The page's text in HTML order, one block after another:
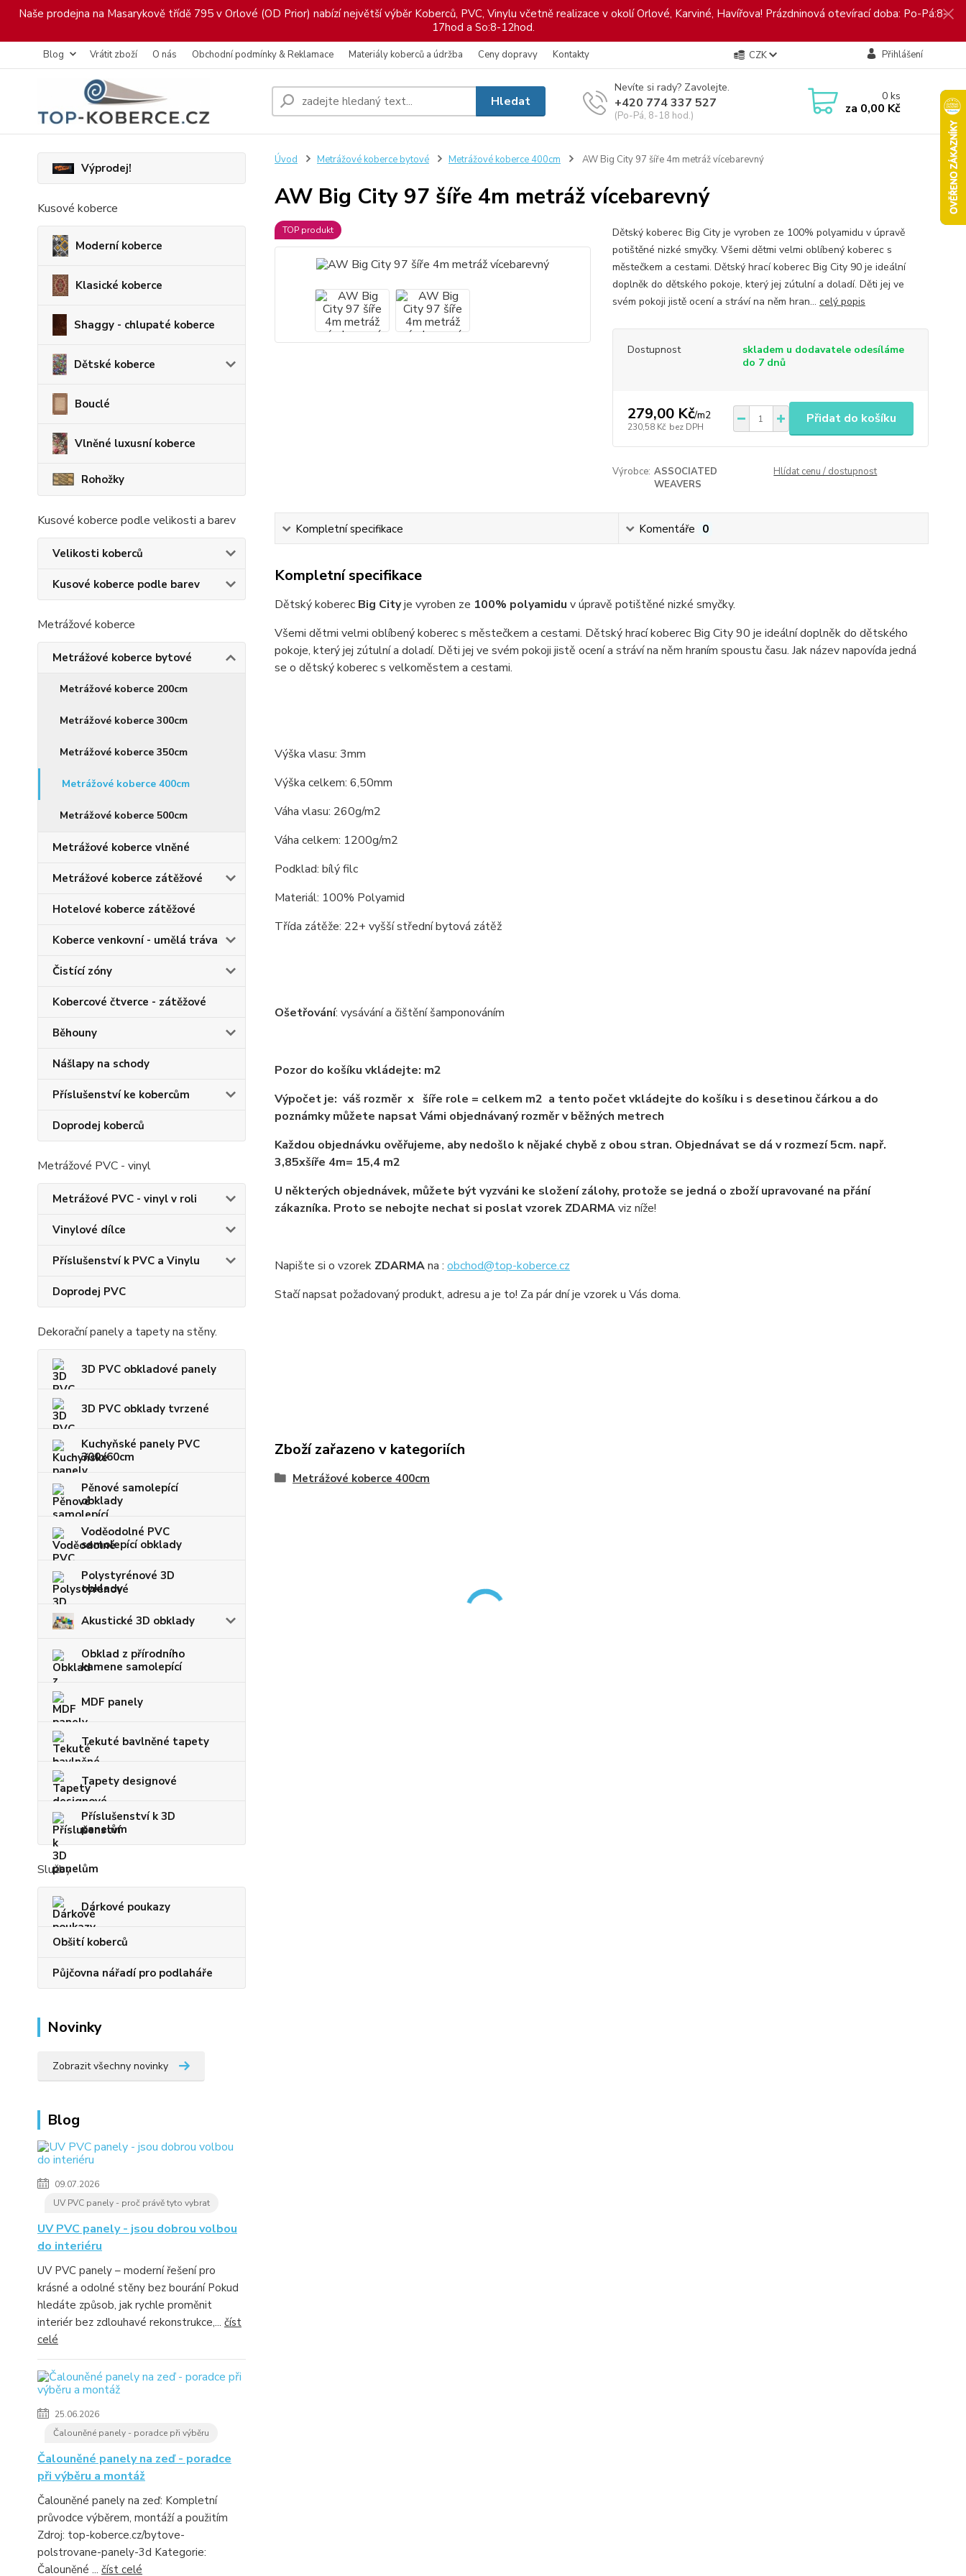
Naše prodejna na Masarykově třídě 795 v Orlové (OD Prior) nabízí největší výběr Koberců, PVC, Vinylu včetně realizace v okolí Orlové, Karviné, Havířova! Prázdninová otevírací doba: Po-Pá:8-
17hod a So:8-12hod.
Blog Vrátit zboží O nás Obchodní podmínky & Reklamace Materiály koberců a údržba Ceny dopravy Kontakty CZK Přihlášení
Hledat
Nevíte si rady? Zavolejte.
+420 774 337 527
(Po-Pá, 8-18 hod.)
0ks
za 0,00 Kč
Výprodej!
Kusové koberce
Moderní koberce
Klasické koberce
Shaggy - chlupaté koberce
Dětské koberce
Bouclé
Vlněné luxusní koberce
Rohožky
Kusové koberce podle velikosti a barev
Velikosti koberců
Kusové koberce podle barev
Metrážové koberce
Metrážové koberce bytové
Metrážové koberce 200cm
Metrážové koberce 300cm
Metrážové koberce 350cm
Metrážové koberce 400cm
Metrážové koberce 500cm
Metrážové koberce vlněné
Metrážové koberce zátěžové
Hotelové koberce zátěžové
Koberce venkovní - umělá tráva
Čistící zóny
Kobercové čtverce - zátěžové
Běhouny
Nášlapy na schody
Příslušenství ke kobercům
Doprodej koberců
Metrážové PVC - vinyl
Metrážové PVC - vinyl v roli
Vinylové dílce
Příslušenství k PVC a Vinylu
Doprodej PVC
Dekorační panely a tapety na stěny.
3D PVC obkladové panely
3D PVC obklady tvrzené
Kuchyňské panely PVC
300x60cm
Pěnové samolepící
obklady
Voděodolné PVC
samolepící obklady
Polystyrénové 3D
obklady
Akustické 3D obklady
Obklad z přírodního
kamene samolepící
MDF panely
Tekuté bavlněné tapety
Tapety designové
Příslušenství k 3D
panelům
Služby
Dárkové poukazy
Obšití koberců
Půjčovna nářadí pro podlaháře
Novinky
Zobrazit všechny novinky
Blog
09.07.2026
UV PVC panely - proč právě tyto vybrat
UV PVC panely - jsou dobrou volbou
do interiéru
UV PVC panely – moderní řešení pro
krásné a odolné stěny bez bourání Pokud
hledáte způsob, jak rychle proměnit
interiér bez zdlouhavé rekonstrukce,... číst
celé
25.06.2026
Čalouněné panely - poradce při výběru
Čalouněné panely na zeď - poradce
při výběru a montáž
Čalouněné panely na zeď: Kompletní
průvodce výběrem, montáží a použitím
Zdroj: top-koberce.cz/bytove-
polstrovane-panely-3d Kategorie:
Čalouněné ... číst celé
Úvod Metrážové koberce bytové Metrážové koberce 400cm AW Big City 97 šíře 4m metráž vícebarevný
AW Big City 97 šíře 4m metráž vícebarevný
TOP produkt
Dětský koberec Big City je vyroben ze 100% polyamidu v úpravě
potištěné nizké smyčky. Všemi dětmi velmi oblíbený koberec s
městečkem a cestami. Dětský hrací koberec Big City 90 je ideální
doplněk do dětského pokoje, který jej zútulní a doladí. Děti jej ve
svém pokoji jistě ocení a stráví na něm hran... celý popis
Dostupnost
skladem u dodavatele odesíláme
do 7 dnů
279,00 Kč/m2
230,58 Kč bez DPH
Přidat do košíku
Výrobce: ASSOCIATED
WEAVERS
Hlídat cenu / dostupnost
Kompletní specifikace Komentáře 0
Kompletní specifikace
Dětský koberec Big Cityje vyroben ze 100% polyamidu v úpravě potištěné nizké smyčky.
Všemi dětmi velmi oblíbený koberec s městečkem a cestami. Dětský hrací koberec Big City 90 je ideální doplněk do dětského
pokoje, který jej zútulní a doladí. Děti jej ve svém pokoji jistě ocení a stráví na něm hraním spoustu času. Jak název napovída jedná
se o dětský koberec s velkoměstem a cestami.
Výška vlasu: 3mm
Výška celkem: 6,50mm
Váha vlasu: 260g/m2
Váha celkem: 1200g/m2
Podklad: bílý filc
Materiál: 100% Polyamid
Třída zátěže: 22+ vyšší střední bytová zátěž
Ošetřování: vysávání a čištění šamponováním
Pozor do košíku vkládejte: m2
Výpočet je: váš rozměr x šíře role = celkem m2 a tento počet vkládejte do košíku i s desetinou čárkou a do
poznámky můžete napsat Vámi objednávaný rozměr v běžných metrech
Každou objednávku ověřujeme, aby nedošlo k nějaké chybě z obou stran. Objednávat se dá v rozmezí 5cm. např.
3,85xšíře 4m= 15,4 m2
U některých objednávek, můžete být vyzváni ke složení zálohy, protože se jedná o zboží upravované na přání
zákazníka. Proto se nebojte nechat si poslat vzorek ZDARMAviz níže!
Napište si o vzorek ZDARMAna : obchod@top-koberce.cz
Stačí napsat požadovaný produkt, adresu a je to! Za pár dní je vzorek u Vás doma.
Zboží zařazeno v kategoriích
Metrážové koberce 400cm